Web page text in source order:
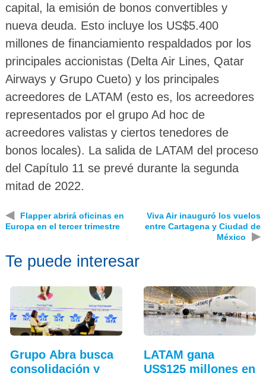
capital, la emisión de bonos convertibles y
nueva deuda. Esto incluye los US$5.400
millones de financiamiento respaldados por los
principales accionistas (Delta Air Lines, Qatar
Airways y Grupo Cueto) y los principales
acreedores de LATAM (esto es, los acreedores
representados por el grupo Ad hoc de
acreedores valistas y ciertos tenedores de
bonos locales). La salida de LATAM del proceso
del Capítulo 11 se prevé durante la segunda
mitad de 2022.
◀
Flapper abrirá oficinas en
Europa en el tercer trimestre
Viva Air inauguró los vuelos
entre Cartagena y Ciudad de
México
▶
Te puede interesar
Grupo Abra busca
consolidación y
LATAM gana
US$125 millones en